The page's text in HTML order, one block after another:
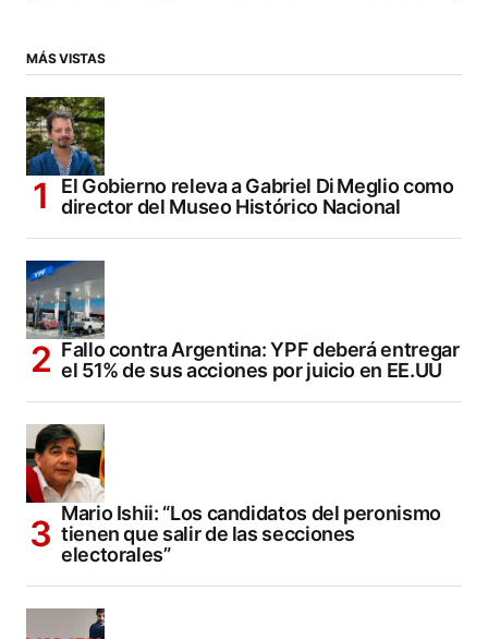
MÁS VISTAS
El Gobierno releva a Gabriel Di Meglio como
director del Museo Histórico Nacional
Fallo contra Argentina: YPF deberá entregar
el 51% de sus acciones por juicio en EE.UU
Mario Ishii: “Los candidatos del peronismo
tienen que salir de las secciones
electorales”